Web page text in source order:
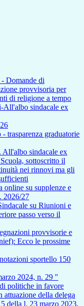
Domande di
provvisoria per
di religione a tempo
All'albo sindacale ex
trasparenza graduatorie
sindacale ex
sottoscritto il
nei rinnovi ma gli
online su supplenze e
2026/27
su Riunioni e
passo verso il
provvisorie e
Ecco le prossime
sportello 150
2024, n. 29 "
politiche in favore
attuazione della delega
della l. 23 marzo 2023,